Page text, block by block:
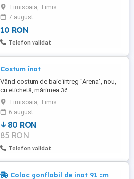
courier, detalii la telefon la nr din anunt
toate produsele sunt noi sigilata, la cutie
minge gonflabila de plaja Bestway licenta
Disney 51 cm
Timisoara, Timis
7 august
10 RON
Telefon validat
Costum înot
Vând costum de baie întreg "Arena", nou,
cu etichetă, mărimea 36.
Timisoara, Timis
6 august
80 RON
85 RON
Telefon validat
Colac gonflabil de inot 91 cm